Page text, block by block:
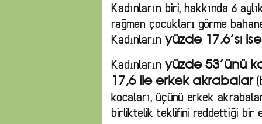
Kadınların biri, hakkında 6
rağmen çocukları görme
Kadınların yüzde 17,6’sı
Kadınların yüzde 53’ünü
17,6 ile erkek akrabalar
kocaları, üçünü erkek
birliktelik teklifini reddettiği bir